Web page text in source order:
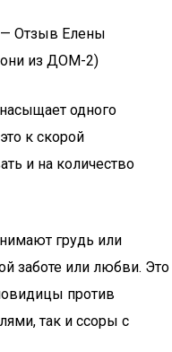
— Отзыв Елены
из ДОМ-2)
одного
к скорой
и на количество
грудь или
заботе или любви. Это
против
так и ссоры с